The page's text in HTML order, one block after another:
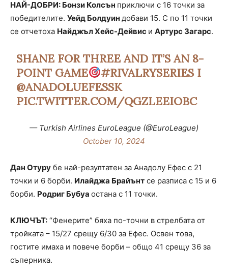
НАЙ-ДОБРИ: Бонзи Колсън приключи с 16 точки за
победителите. Уейд Болдуин добави 15. С по 11 точки
се отчетоха Найджъл Хейс-Дейвис и Артурс Загарс.
SHANE FOR THREE AND IT’S AN 8-
POINT GAME
#RIVALRYSERIES I
@ANADOLUEFESSK
PIC.TWITTER.COM/QGZLEEIOBC
— Turkish Airlines EuroLeague (@EuroLeague)
October 10, 2024
Дан Отуру бе най-резултатен за Анадолу Ефес с 21
точки и 6 борби. Илайджа Брайънт се разписа с 15 и 6
борби. Родриг Бубуа остана с 11 точки.
КЛЮЧЪТ: “Фенерите” бяха по-точни в стрелбата от
тройката – 15/27 срещу 6/30 за Ефес. Освен това,
гостите имаха и повече борби – общо 41 срещу 36 за
съперника.